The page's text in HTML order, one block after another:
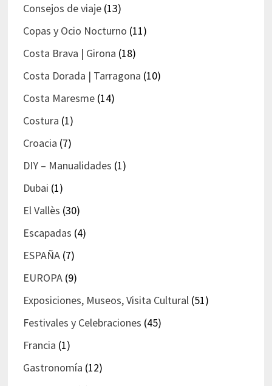
Consejos de viaje(13)
Copas y Ocio Nocturno (11)
Costa Brava | Girona (18)
Costa Dorada | Tarragona (10)
Costa Maresme(14)
Costura (1)
Croacia (7)
DIY – Manualidades (1)
Dubai (1)
El Vallès (30)
Escapadas (4)
ESPAÑA(7)
EUROPA(9)
Exposiciones, Museos, Visita Cultural(51)
Festivales y Celebraciones (45)
Francia (1)
Gastronomía (12)